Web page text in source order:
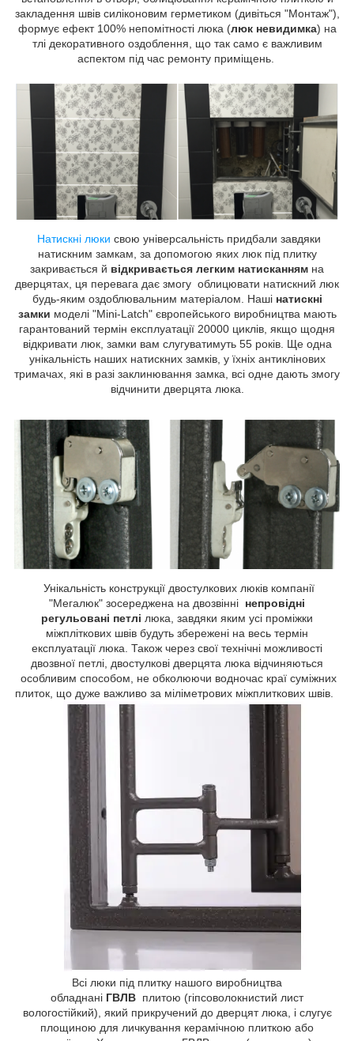
закладення швів силіконовим герметиком (дивіться "Монтаж"),
формує ефект 100% непомітності люка (люк невидимка) на
тлі декоративного оздоблення, що так само є важливим
аспектом під час ремонту приміщень.
Натискні люки свою універсальність придбали завдяки
натискним замкам, за допомогою яких люк під плитку
закривається й відкривається легким натисканням на
дверцятах, ця перевага дає змогу облицювати натискний люк
будь-яким оздоблювальним матеріалом. Наші натискні
замки моделі "Mini-Latch" європейського виробництва мають
гарантований термін експлуатації 20000 циклів, якщо щодня
відкривати люк, замки вам слугуватимуть 55 років. Ще одна
унікальність наших натискних замків, у їхніх антиклінових
тримачах, які в разі заклинювання замка, всі одне дають змогу
відчинити дверцята люка.
Унікальність конструкції двостулкових люків компанії
"Мегалюк" зосереджена на двозвінні непровідні
регульовані петлі люка, завдяки яким усі проміжки
міжпліткових швів будуть збережені на весь термін
експлуатації люка. Також через свої технічні можливості
двозвної петлі, двостулкові дверцята люка відчиняються
особливим способом, не обколюючи водночас краї суміжних
плиток, що дуже важливо за міліметрових міжплиткових швів.
Всі люки під плитку нашого виробництва
обладнані ГВЛВ плитою (гіпсоволокнистий лист
вологостійкий), який прикручений до дверцят люка, і слугує
площиною для личкування керамічною плиткою або